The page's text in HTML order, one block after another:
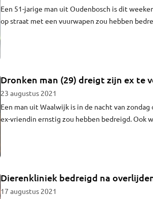
Een 51-jarige man uit Oudenbosch is dit
op straat met een vuurwapen zou hebben
Dronken man (29) dreigt zijn ex te
23 augustus 2021
Een man uit Waalwijk is in de nacht van
ex-vriendin ernstig zou hebben bedreigd. Ook
Dierenkliniek bedreigd na
17 augustus 2021